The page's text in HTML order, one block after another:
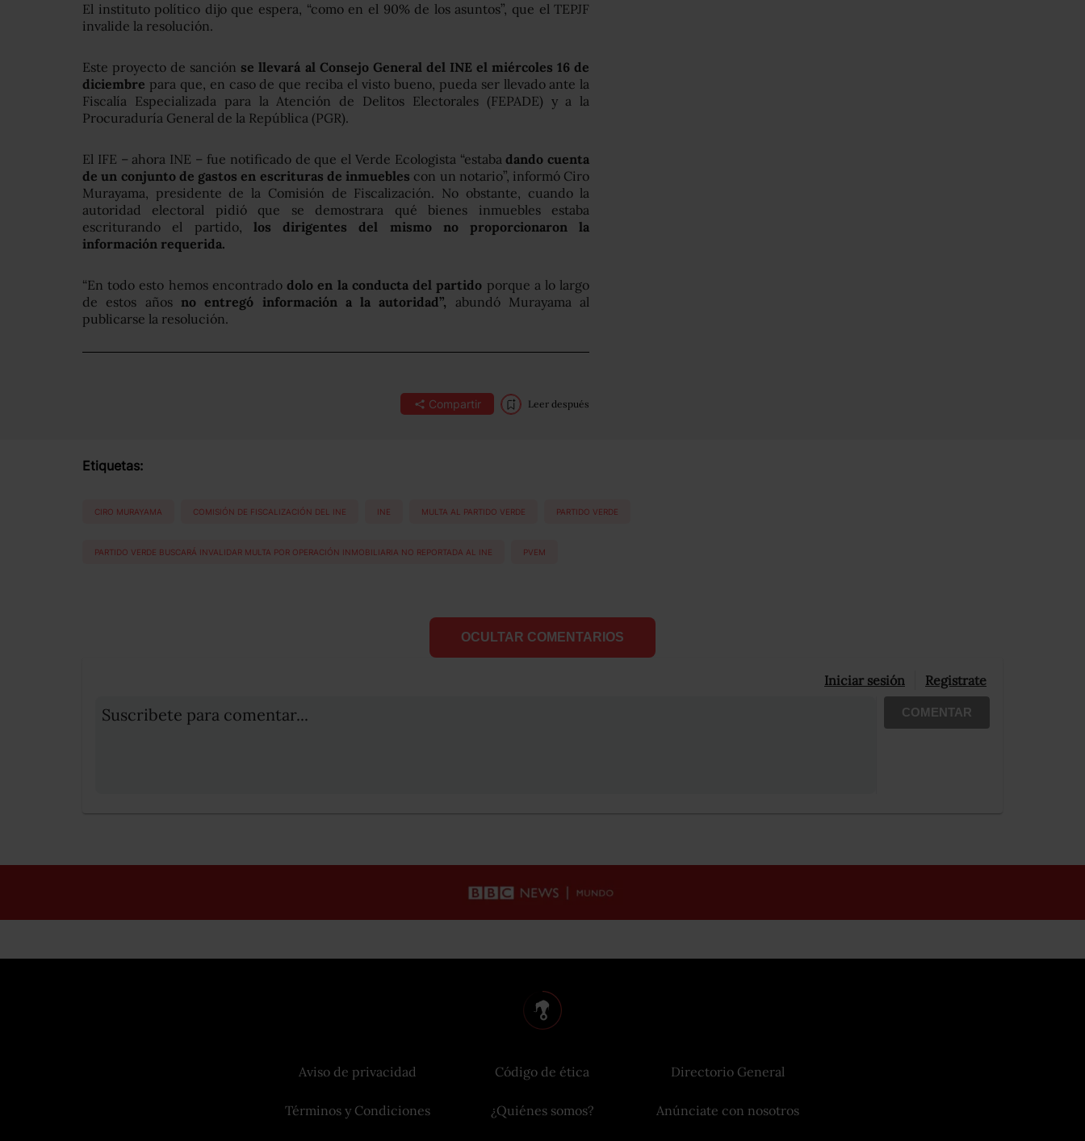
El instituto político dijo que espera, “como en el 90% de los asuntos”, que el TEPJF
invalide la resolución.
Este proyecto de sanción se llevará al Consejo General del INE el miércoles 16 de
diciembre para que, en caso de que reciba el visto bueno, pueda ser llevado ante la
Fiscalía Especializada para la Atención de Delitos Electorales (FEPADE) y a la
Procuraduría General de la República (PGR).
El IFE – ahora INE – fue notificado de que el Verde Ecologista “estabadando cuenta
de un conjunto de gastos en escrituras de inmuebles con un notario”, informó Ciro
Murayama, presidente de la Comisión de Fiscalización. No obstante, cuando la
autoridad electoral pidió que se demostrara qué bienes inmuebles estaba
escriturando el partido, los dirigentes del mismo no proporcionaron la
información requerida.
“En todo esto hemos encontradodolo en la conducta del partido porque a lo largo
de estos años no entregó información a la autoridad”, abundó Murayama al
publicarse la resolución.
Compartir Leer después
Etiquetas:
CIRO MURAYAMA COMISIÓN DE FISCALIZACIÓN DEL INE INE MULTA AL PARTIDO VERDE PARTIDO VERDE
PARTIDO VERDE BUSCARÁ INVALIDAR MULTA POR OPERACIÓN INMOBILIARIA NO REPORTADA AL INE PVEM
OCULTAR COMENTARIOS
Iniciar sesión Registrate
Suscribete para comentar... COMENTAR
Aviso de privacidad
Términos y Condiciones
Código de ética
¿Quiénes somos?
Directorio General
Anúnciate con nosotros